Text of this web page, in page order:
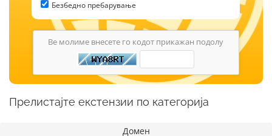
Безбедно пребарување
Ве молиме внесете го кодот прикажан подолу
Прелистајте екстензии по категорија
Домен